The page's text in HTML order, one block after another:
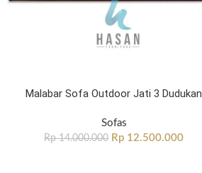
Malabar Sofa Outdoor Jati 3 Dudukan
Sofas
Rp14.000.000 Rp 12.500.000